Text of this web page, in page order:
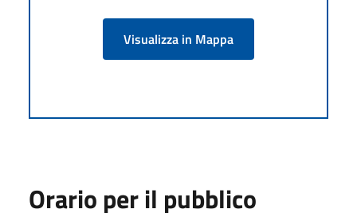
Visualizza in Mappa
Orario per il pubblico